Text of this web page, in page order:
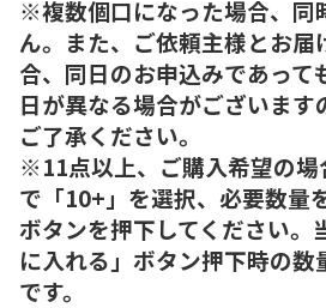
※複数個口になった場合、同
ん。また、ご依頼主様とお届
合、同日のお申込みであって
日が異なる場合がございます
ご了承ください。
※11点以上、ご購入希望の場
で「10+」を選択、必要数量
ボタンを押下してください。
に入れる」ボタン押下時の
です。